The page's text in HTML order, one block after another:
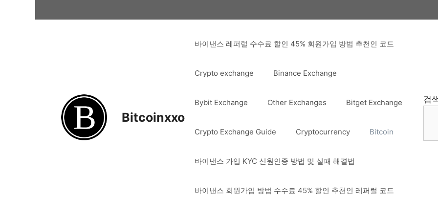
Bitcoinxxo
바이낸스 레퍼럴 수수료 할인 45% 회원가입 방법 추천인 코드
Crypto exchange Binance Exchange
Bybit Exchange Other Exchanges Bitget Exchange
Crypto Exchange Guide Cryptocurrency Bitcoin
바이낸스 가입 KYC 신원인증 방법 및 실패 해결법
바이낸스 회원가입 방법 수수료 45% 할인 추천인 레퍼럴 코드
검